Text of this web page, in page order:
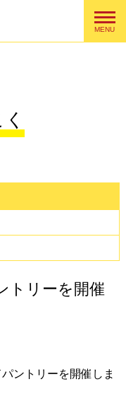
MENU
トリーを開催
ントリーを開催しま